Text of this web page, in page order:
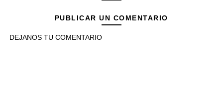
PUBLICAR UN COMENTARIO
DEJANOS TU COMENTARIO